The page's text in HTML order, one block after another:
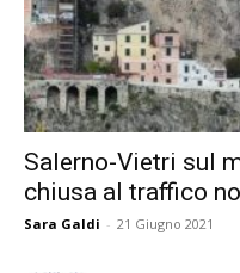
Salerno-Vietri sul
chiusa al traffico
Sara Galdi - 21 Giugno 2021